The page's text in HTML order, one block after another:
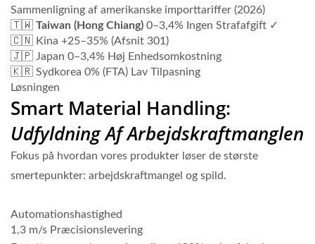
Sammenligning af amerikanske importtariffer (2026)
🇹🇼 Taiwan (Hong Chiang) 0–3,4% Ingen Strafafgift ✓
🇨🇳 Kina +25–35% (Afsnit 301)
🇯🇵 Japan 0–3,4% Høj Enhedsomkostning
🇰🇷 Sydkorea 0% (FTA) Lav Tilpasning
Løsningen
Smart Material Handling:
Udfyldning Af Arbejdskraftmanglen
Fokus på hvordan vores produkter løser de største
smertepunkter: arbejdskraftmangel og spild.
Automationshastighed
1,3 m/s Præcisionslevering